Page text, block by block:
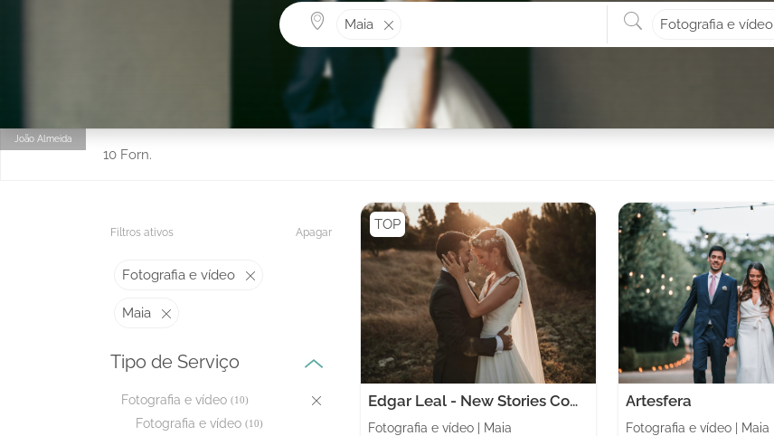
Maia Fotografia e vídeo
João Almeida
10 Forn.
Filtros ativos Apagar
Fotografia e vídeo
Maia
Tipo de Serviço
Fotografia e vídeo (10)
Fotografia e vídeo (10)
TOP
Edgar Leal - New Stories Composer
Fotografia e vídeo Maia
Artesfera
Fotografia e vídeo Maia